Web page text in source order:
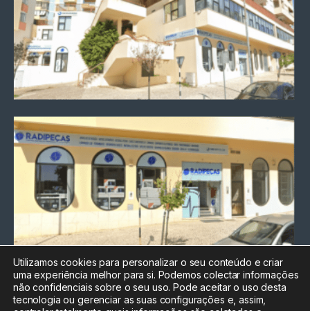
Chamada para a rede fixa
nacional
Electrónica:212
Utilizamos cookies para personalizar o seu conteúdo e criar
uma experiência melhor para si. Podemos colectar informações
não confidenciais sobre o seu uso. Pode aceitar o uso desta
tecnologia ou gerenciar as suas configurações e, assim,